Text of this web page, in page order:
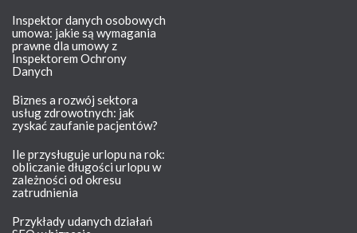
Inspektor danych osobowych
umowa: jakie są wymagania
prawne dla umowy z
Inspektorem Ochrony
Danych
Biznes a rozwój sektora
usług zdrowotnych: jak
zyskać zaufanie pacjentów?
Ile przysługuje urlopu na rok:
obliczanie długości urlopu w
zależności od okresu
zatrudnienia
Przykłady udanych działań